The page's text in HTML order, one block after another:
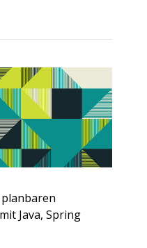
Java, Spring